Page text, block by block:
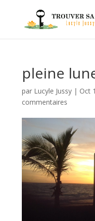
pleine
par Lucyle Jussy| Oct
commentaires